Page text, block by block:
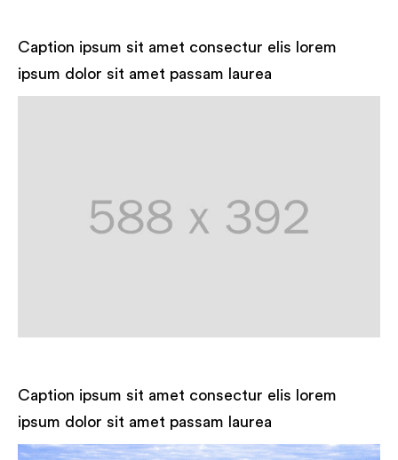
Caption ipsum sit amet consectur elis lorem
ipsum dolor sit amet passam laurea
Caption ipsum sit amet consectur elis lorem
ipsum dolor sit amet passam laurea